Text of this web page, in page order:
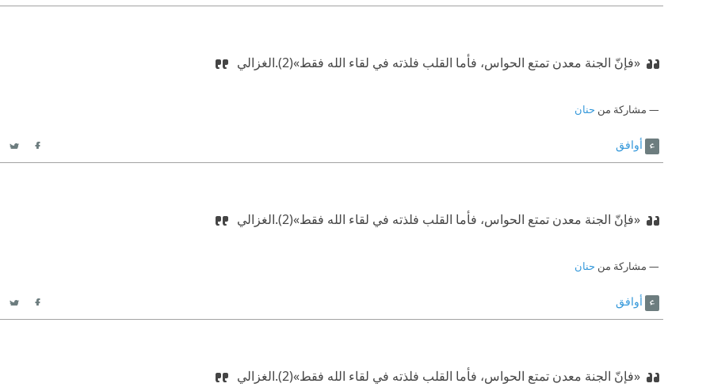
«فإنّ الجنة معدن تمتع الحواس، فأما القلب فلذته في لقاء الله فقط»(2). ‫‏الغزالي ‏
مشاركة من حنان
أوافق
«فإنّ الجنة معدن تمتع الحواس، فأما القلب فلذته في لقاء الله فقط»(2). ‫‏الغزالي ‏
مشاركة من حنان
أوافق
«فإنّ الجنة معدن تمتع الحواس، فأما القلب فلذته في لقاء الله فقط»(2). ‫‏الغزالي ‏